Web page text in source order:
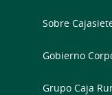
Sobre
Gobierno
Grupo Caja